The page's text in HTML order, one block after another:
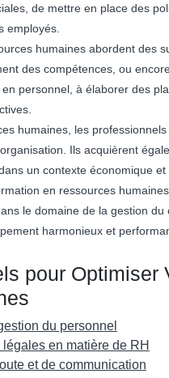
de mettre en place des
employés.
humaines abordent des
des compétences, ou
personnel, à élaborer des
humaines, les
Ils acquièrent
un contexte économique et
en ressources
le domaine de la gestion
harmonieux et
pour Optimiser
du personnel
en matière de RH
et de communication